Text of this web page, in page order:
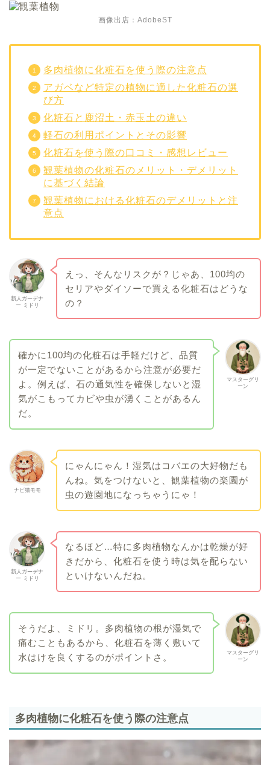
画像出店：AdobeST
多肉植物に化粧石を使う際の注意点
アガベなど特定の植物に適した化粧石の選
び方
化粧石と鹿沼土・赤玉土の違い
軽石の利用ポイントとその影響
化粧石を使う際の口コミ・感想レビュー
観葉植物の化粧石のメリット・デメリット
に基づく結論
観葉植物における化粧石のデメリットと注
意点
新人ガーデナ
ー ミドリ
えっ、そんなリスクが？じゃあ、100均の
セリアやダイソーで買える化粧石はどうな
の？
マスターグリ
ーン
確かに100均の化粧石は手軽だけど、品質
が一定でないことがあるから注意が必要だ
よ。例えば、石の通気性を確保しないと湿
気がこもってカビや虫が湧くことがあるん
だ。
ナビ猫モモ
にゃんにゃん！湿気はコバエの大好物だも
んね。気をつけないと、観葉植物の楽園が
虫の遊園地になっちゃうにゃ！
新人ガーデナ
ー ミドリ
なるほど…特に多肉植物なんかは乾燥が好
きだから、化粧石を使う時は気を配らない
といけないんだね。
マスターグリ
ーン
そうだよ、ミドリ。多肉植物の根が湿気で
痛むこともあるから、化粧石を薄く敷いて
水はけを良くするのがポイントさ。
多肉植物に化粧石を使う際の注意点